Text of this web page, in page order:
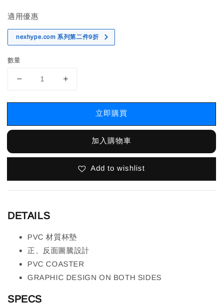
適用優惠
nexhype.com 系列第二件9折
數量
立即購買
加入購物車
Add to wishlist
DETAILS
PVC 材質杯墊
正、反面圖騰設計
PVC COASTER
GRAPHIC DESIGN ON BOTH SIDES
SPECS